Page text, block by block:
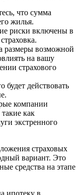
что сумма
жилья.
риски включены в
размеры возможной
на вашу
страхового
будет действовать
компании
как
экстренного
страховых
вариант. Это
средства на этапе
ипотеку в